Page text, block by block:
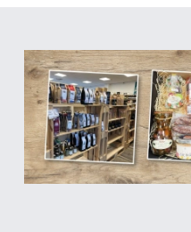
Hofladen und Café mit
Privat- und
erfolgreich etabliert ist
Das Konzept überzeugt
regionalen
deinen Kund*innen ein
Die vielseitigen
steigende Nachfrage nach